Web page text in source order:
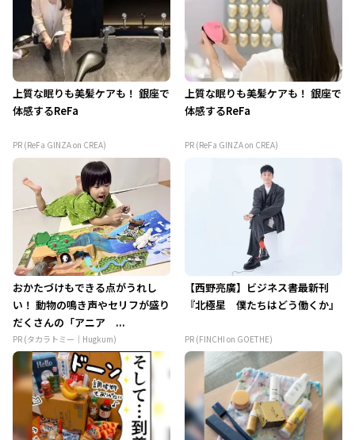
上質な眠りも美髪ケアも！ 銀座で
体感するReFa
PR (ReFa GINZA on CREA)
上質な眠りも美髪ケアも！ 銀座で
体感するReFa
PR (ReFa GINZA on CREA)
おかたづけもできる点がうれし
い！ 動物の鳴き声やセリフが盛り
だくさんの「アニア ...
PR (タカラトミー｜Hugkum)
【西野亮廣】ビジネス書最新刊
『北極星 僕たちはどう働くか』
PR (FINCHI on GOETHE)